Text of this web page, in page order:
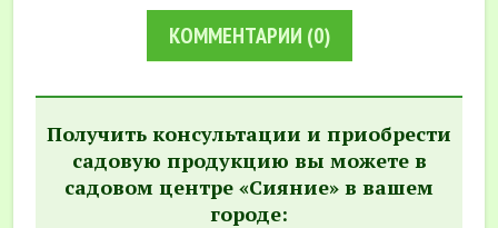
КОММЕНТАРИИ (0)
Получить консультации и приобрести
садовую продукцию вы можете в
садовом центре «Сияние» в вашем
городе: